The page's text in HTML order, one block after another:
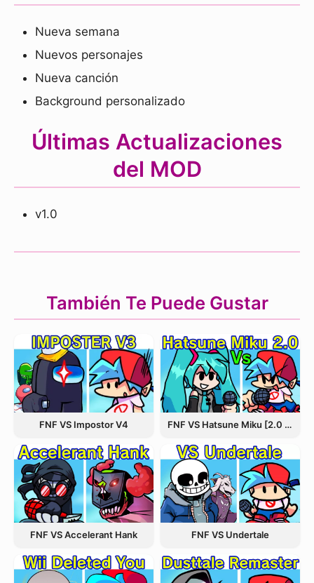
Nueva semana
Nuevos personajes
Nueva canción
Background personalizado
Últimas Actualizaciones
del MOD
v1.0
También Te Puede Gustar
FNF VS Impostor V4 FNF VS Hatsune Miku [2.0 Update]
FNF VS Accelerant Hank FNF VS Undertale